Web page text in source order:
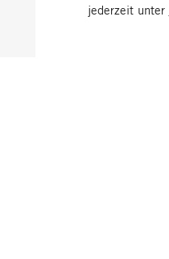
jederzeit unter